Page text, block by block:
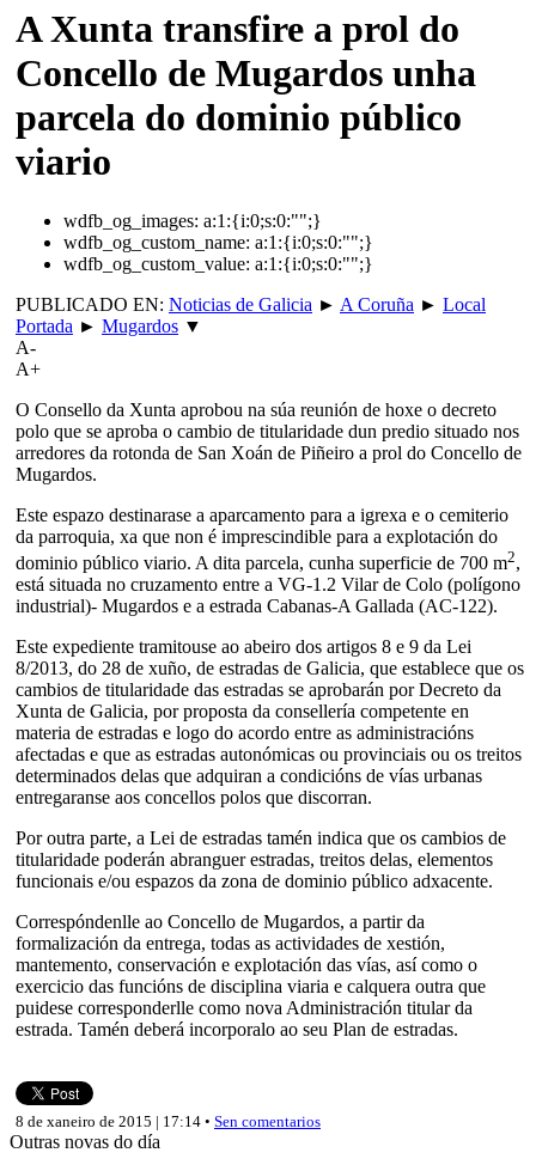
A Xunta transfire a prol do
Concello de Mugardos unha
parcela do dominio público
viario
wdfb_og_images: a:1:{i:0;s:0:"";}
wdfb_og_custom_name: a:1:{i:0;s:0:"";}
wdfb_og_custom_value: a:1:{i:0;s:0:"";}
PUBLICADO EN: Noticias de Galicia ► A Coruña ► Local
Portada ► Mugardos ▼
A-
A+
O Consello da Xunta aprobou na súa reunión de hoxe o decreto
polo que se aproba o cambio de titularidade dun predio situado nos
arredores da rotonda de San Xoán de Piñeiro a prol do Concello de
Mugardos.
Este espazo destinarase a aparcamento para a igrexa e o cemiterio
da parroquia, xa que non é imprescindible para a explotación do
dominio público viario. A dita parcela, cunha superficie de 700 m2,
está situada no cruzamento entre a VG-1.2 Vilar de Colo (polígono
industrial)- Mugardos e a estrada Cabanas-A Gallada (AC-122).
Este expediente tramitouse ao abeiro dos artigos 8 e 9 da Lei
8/2013, do 28 de xuño, de estradas de Galicia, que establece que os
cambios de titularidade das estradas se aprobarán por Decreto da
Xunta de Galicia, por proposta da consellería competente en
materia de estradas e logo do acordo entre as administracións
afectadas e que as estradas autonómicas ou provinciais ou os treitos
determinados delas que adquiran a condicións de vías urbanas
entregaranse aos concellos polos que discorran.
Por outra parte, a Lei de estradas tamén indica que os cambios de
titularidade poderán abranguer estradas, treitos delas, elementos
funcionais e/ou espazos da zona de dominio público adxacente.
Correspóndenlle ao Concello de Mugardos, a partir da
formalización da entrega, todas as actividades de xestión,
mantemento, conservación e explotación das vías, así como o
exercicio das funcións de disciplina viaria e calquera outra que
puidese corresponderlle como nova Administración titular da
estrada. Tamén deberá incorporalo ao seu Plan de estradas.
8 de xaneiro de 2015 | 17:14 • Sen comentarios
Outras novas do día